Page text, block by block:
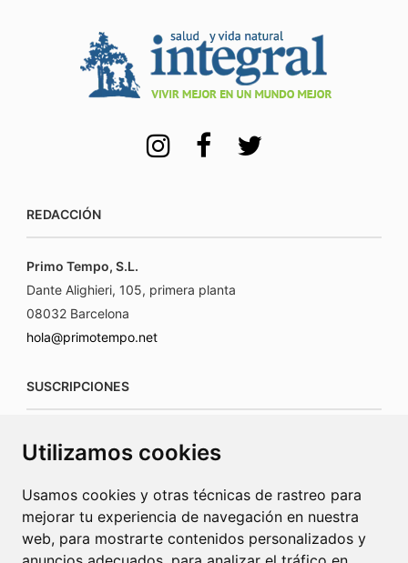
Utilizamos cookies
Usamos cookies y otras técnicas de rastreo para
mejorar tu experiencia de navegación en nuestra
web, para mostrarte contenidos personalizados y
REDACCIÓN
Primo Tempo, S.L.
Dante Alighieri, 105, primera planta
08032 Barcelona
hola@primotempo.net
SUSCRIPCIONES
www.connecorrevistas.com